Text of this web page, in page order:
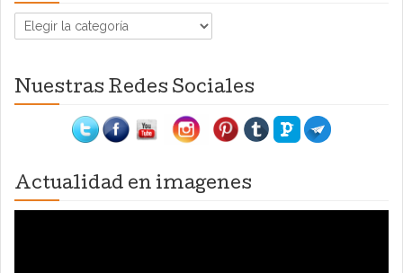
Categorías
Nuestras Redes Sociales
Actualidad en imagenes